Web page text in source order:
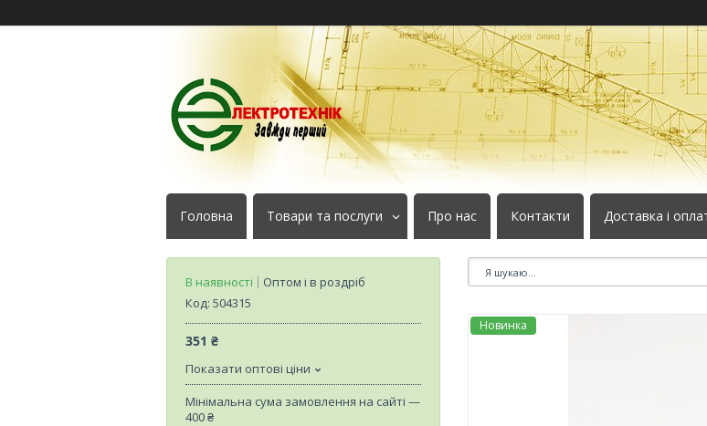
Головна Товари та послуги Про нас Контакти Доставка і
Новинка
В наявності
Оптом і в роздріб
Код: 504315
351 ₴
Показати оптові ціни
Мінімальна сума замовлення на сайті —
400 ₴